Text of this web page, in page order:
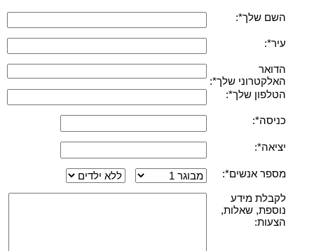
השם שלך*:
עיר*:
הדואר
האלקטרוני שלך*:
הטלפון שלך*:
כניסה*:
יציאה*:
מספר אנשים*:
לקבלת מידע
נוספת, שאלות,
הצעות: